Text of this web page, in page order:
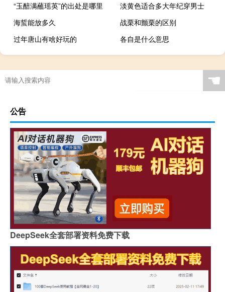
“玉醅满蘸瑶英”的出处是哪里
淡黄色适合多大年纪穿男士
海蜇能放多久
战栗和颤栗的区别
过年唐山有啥好玩的
各自是什么意思
☚
公告
DeepSeek全套部署资料免费下载